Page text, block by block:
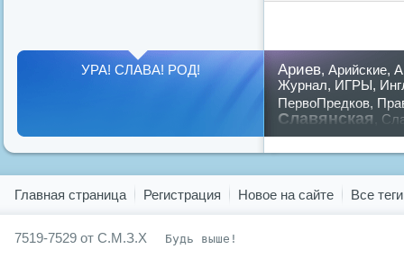
Ариев, Арийские,
Журнал, ИГРЫ,
ПервоПредков,
Славянская
предков,путин,
УРА! СЛАВА! РОД!
Главная страница Регистрация Новое на сайте Все теги
7519-7529 от С.М.З.Х Будь выше!